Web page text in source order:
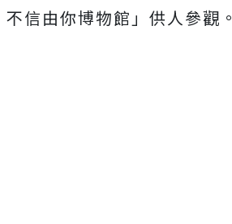
不信由你博物館」供人參觀。